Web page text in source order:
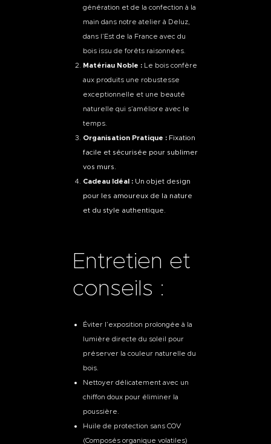
génération et de la confection à la
main dans notre atelier à Deluz,
dans l’Est de la France avec du
bois issu de forêts raisonnées.
Matériau Noble : Le bois confère
aux produits une robustesse
exceptionnelle et une beauté
naturelle qui s’améliore avec le
temps.
Organisation Pratique : Fixation
facile et sécurisée pour sublimer
vos murs.
Cadeau Idéal : Un objet design
pour les amoureux de la nature
et du style authentique.
Entretien et
conseils :
Éviter l’exposition prolongée à la
lumière directe du soleil pour
préserver la couleur naturelle du
bois.
Nettoyer délicatement avec un
chiffon doux pour éliminer la
poussière.
Huile de protection sans COV
(Composés organique volatiles)